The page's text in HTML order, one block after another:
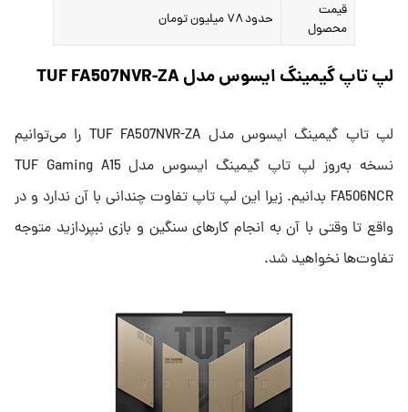
قیمت
محصول
حدود ۷۸ میلیون تومان
لپ تاپ گیمینگ ایسوس مدل TUF FA507NVR-ZA
لپ تاپ گیمینگ ایسوس مدل TUF FA507NVR-ZA را می‌توانیم
نسخه به‌روز لپ تاپ گیمینگ ایسوس مدل TUF Gaming A15
FA506NCR بدانیم. زیرا این لپ تاپ تفاوت چندانی با آن ندارد و در
واقع تا وقتی با آن به انجام کارهای سنگین و بازی نبپردازید متوجه
تفاوت‌ها نخواهید شد.